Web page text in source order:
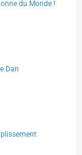
du Monde !
Dan